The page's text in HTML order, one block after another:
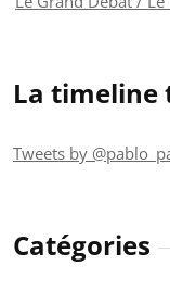
La
Tweets by
Catégories